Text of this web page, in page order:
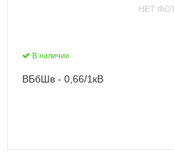
В наличии
ВБбШв - 0,66/1кВ